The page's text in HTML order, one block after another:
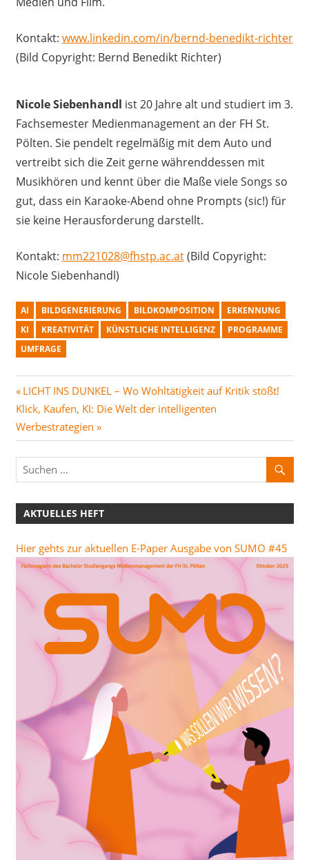
Kontakt: www.linkedin.com/in/bernd-benedikt-richter
(Bild Copyright: Bernd Benedikt Richter)
Nicole Siebenhandl ist 20 Jahre alt und studiert im 3.
Fachsemester Medienmanagement an der FH St.
Pölten. Sie pendelt regelmäßig mit dem Auto und
vertreibt sich die Zeit gerne währenddessen mit
Musikhören und kennt über die Maße viele Songs so
gut, dass ein Karaoke-Abend ohne Prompts (sic!) für
sie keine Herausforderung darstellt.
Kontakt: mm221028@fhstp.ac.at(Bild Copyright:
Nicole Siebenhandl)
AI BILDGENERIERUNG BILDKOMPOSITION
ERKENNUNG
KI
KREATIVITÄT KÜNSTLICHE INTELLIGENZ
PROGRAMME
UMFRAGE
Beitragsnavigation
Vorheriger
Beitrag:
LICHT INS DUNKEL – Wo Wohltätigkeit auf Kritik stößt!
Nächster
Beitrag:
Klick, Kaufen, KI: Die Welt der intelligenten
Werbestrategien
AKTUELLES HEFT
Hier gehts zur aktuellen E-Paper Ausgabe von SUMO #45